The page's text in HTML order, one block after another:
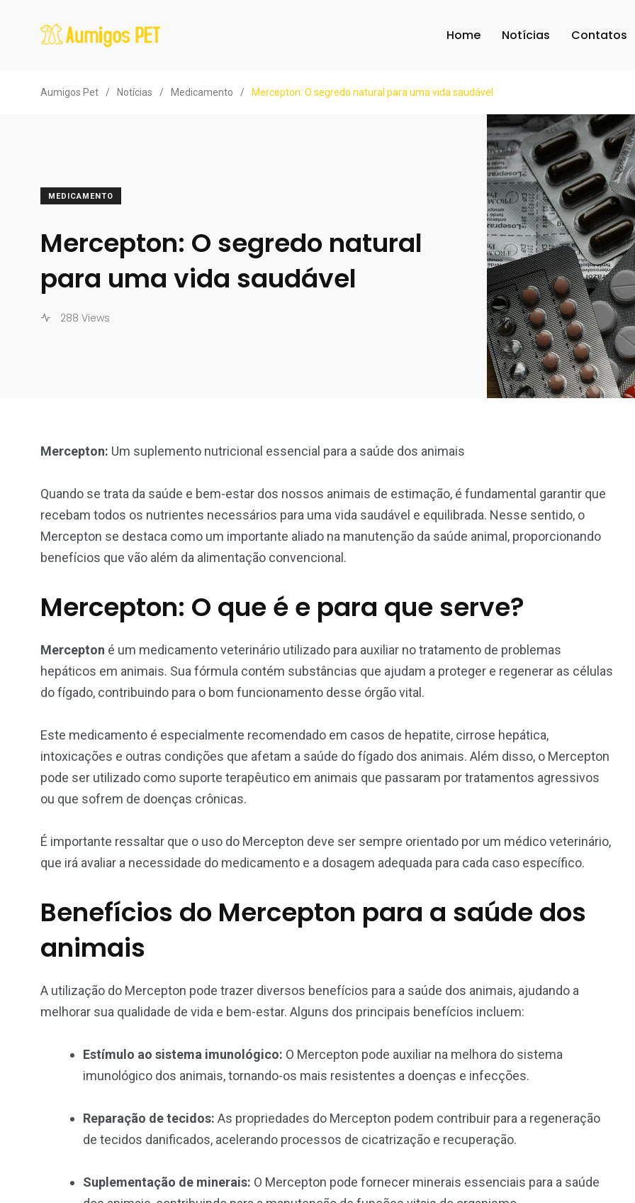
Home Notícias Contatos
Aumigos Pet / Notícias / Medicamento / Mercepton: O segredo natural para uma vida saudável
MEDICAMENTO
Mercepton: O segredo natural
para uma vida saudável
288 Views
Mercepton: Um suplemento nutricional essencial para a saúde dos animais
Quando se trata da saúde e bem-estar dos nossos animais de estimação, é fundamental garantir que
recebam todos os nutrientes necessários para uma vida saudável e equilibrada. Nesse sentido, o
Mercepton se destaca como um importante aliado na manutenção da saúde animal, proporcionando
benefícios que vão além da alimentação convencional.
Mercepton: O que é e para que serve?
Mercepton é um medicamento veterinário utilizado para auxiliar no tratamento de problemas
hepáticos em animais. Sua fórmula contém substâncias que ajudam a proteger e regenerar as células
do fígado, contribuindo para o bom funcionamento desse órgão vital.
Este medicamento é especialmente recomendado em casos de hepatite, cirrose hepática,
intoxicações e outras condições que afetam a saúde do fígado dos animais. Além disso, o Mercepton
pode ser utilizado como suporte terapêutico em animais que passaram por tratamentos agressivos
ou que sofrem de doenças crônicas.
É importante ressaltar que o uso do Mercepton deve ser sempre orientado por um médico veterinário,
que irá avaliar a necessidade do medicamento e a dosagem adequada para cada caso específico.
Benefícios do Mercepton para a saúde dos
animais
A utilização do Mercepton pode trazer diversos benefícios para a saúde dos animais, ajudando a
melhorar sua qualidade de vida e bem-estar. Alguns dos principais benefícios incluem:
Estímulo ao sistema imunológico: O Mercepton pode auxiliar na melhora do sistema
imunológico dos animais, tornando-os mais resistentes a doenças e infecções.
Reparação de tecidos: As propriedades do Mercepton podem contribuir para a regeneração
de tecidos danificados, acelerando processos de cicatrização e recuperação.
Suplementação de minerais: O Mercepton pode fornecer minerais essenciais para a saúde